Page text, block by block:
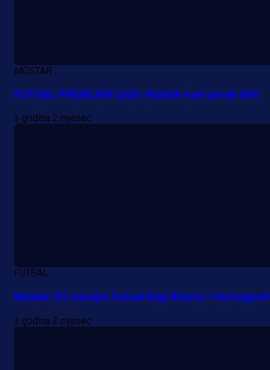
MOSTAR
FUTSAL PREMIJER LIGA: Radnik novi prvak BiH
3 godina 2 mjesec
FUTSAL
Mostar SG osvojio Futsal Kup Bosne i
3 godina 2 mjesec